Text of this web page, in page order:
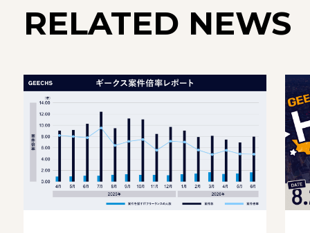
RELATED NEWS